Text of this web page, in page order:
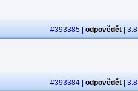
#393385 | odpovědět |
#393384 | odpovědět |